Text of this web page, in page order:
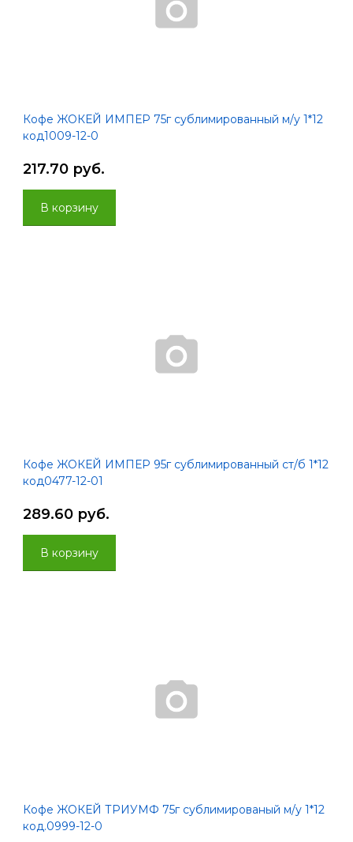
Кофе ЖОКЕЙ ИМПЕР 75г сублимированный м/у 1*12
код1009-12-0
217.70 руб.
В корзину
Кофе ЖОКЕЙ ИМПЕР 95г сублимированный ст/б 1*12
код0477-12-01
289.60 руб.
В корзину
Кофе ЖОКЕЙ ТРИУМФ 75г сублимированый м/у 1*12
код.0999-12-0